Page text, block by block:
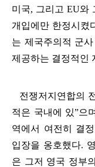
미국, 그리고 EU와
개입에만 한정시켰
는 제국주의적 군
제공하는 결정적인
전쟁저지연합의
적은 국내에 있”으며
역에서 여전히 결
입장을 옹호했다.
은 그저 영국 정부